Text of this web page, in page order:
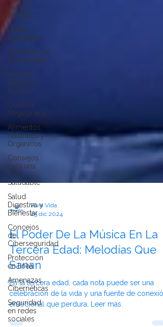
para la
Energía
Dietas
Especiales
Alimentación
Balanceada
Recetas
Rápidas y
Fáciles
Comida
Vegetariana
Alimentos
Naturales y
Orgánicos
Consejos
para una
Vida
Saludable
Salud
Digestiva y
Bienestar
Concejos
de
Ciberseguridad
Protección
en línea
Amenazas
Cibernéticas
Seguridad
en redes
sociales
25 dic 2024
El Poder De La Música En La
Tercera Edad: Melodías Que
Sanan
En la tercera edad, cada nota puede ser una
celebración de la vida y una fuente de conexión
emocional que perdura. Leer más.